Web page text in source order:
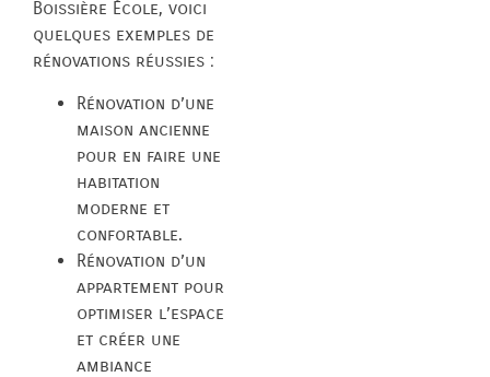
Boissière École, voici
quelques exemples de
rénovations réussies :
Rénovation d’une
maison ancienne
pour en faire une
habitation
moderne et
confortable.
Rénovation d’un
appartement pour
optimiser l’espace
et créer une
ambiance